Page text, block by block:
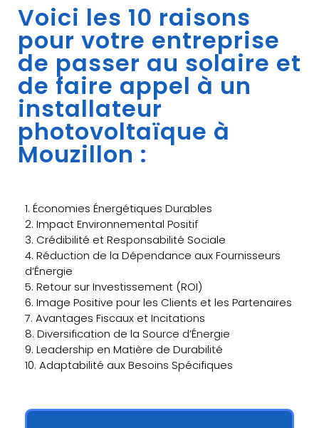
Voici les 10 raisons
pour votre entreprise
de passer au solaire et
de faire appel à un
installateur
photovoltaïque à
Mouzillon :
1. Économies Énergétiques Durables
2. Impact Environnemental Positif
3. Crédibilité et Responsabilité Sociale
4. Réduction de la Dépendance aux Fournisseurs
d’Énergie
5. Retour sur Investissement (ROI)
6. Image Positive pour les Clients et les Partenaires
7. Avantages Fiscaux et Incitations
8. Diversification de la Source d’Énergie
9. Leadership en Matière de Durabilité
10. Adaptabilité aux Besoins Spécifiques